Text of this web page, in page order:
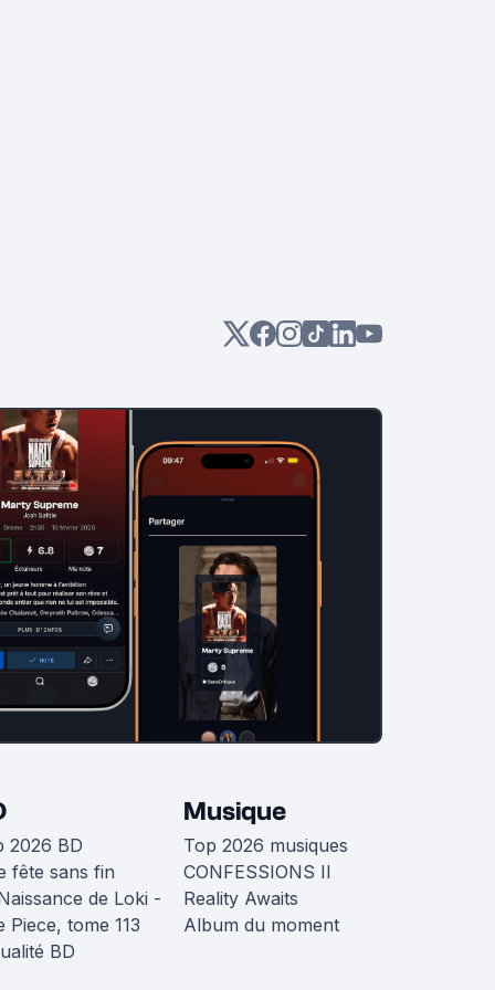
2026 BD
fête sans fin
de Loki -
Piece, tome 113
BD
Musique
Top 2026 musiques
CONFESSIONS II
Reality Awaits
Album du moment